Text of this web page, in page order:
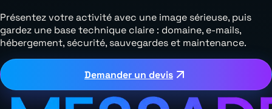
Présentez votre activité avec une image sérieuse, puis
gardez une base technique claire : domaine, e-mails,
hébergement, sécurité, sauvegardes et maintenance.
Demander un devis